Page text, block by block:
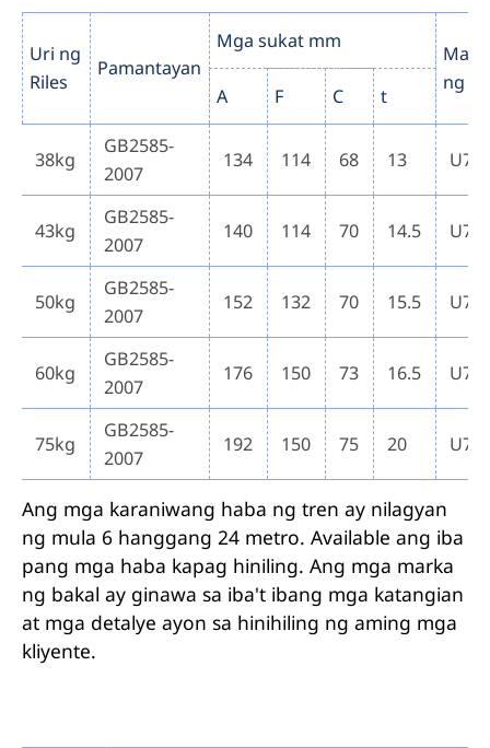
Uri ng
Riles
Pamantayan
Mga sukat mm
ng
A F C t
38kg
GB2585-
2007
134 114 68 13
43kg
GB2585-
2007
140 114 70 14.5
50kg
GB2585-
2007
152 132 70 15.5
60kg
GB2585-
2007
176 150 73 16.5
75kg
GB2585-
2007
192 150 75 20
Ang mga karaniwang haba ng tren ay nilagyan
ng mula 6 hanggang 24 metro. Available ang iba
pang mga haba kapag hiniling. Ang mga marka
ng bakal ay ginawa sa iba't ibang mga katangian
at mga detalye ayon sa hinihiling ng aming mga
kliyente.